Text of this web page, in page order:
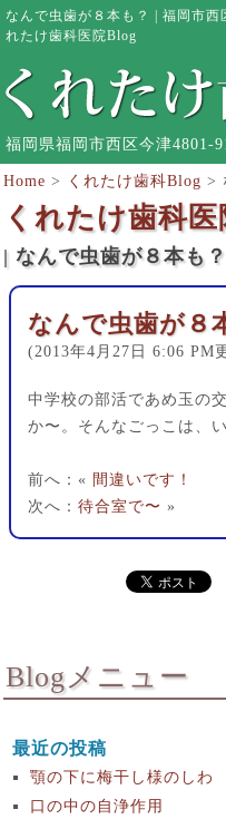
なんで虫歯が８本も？ | 福岡市西
れたけ歯科医院Blog
福岡県福岡市西区今津4801-
Home > くれたけ歯科Blog >
くれたけ歯科
| なんで虫歯が８本も？
なんで虫歯が８
(2013年4月27日 6:06 PM
中学校の部活であめ玉の
か〜。そんなごっこは、
前へ：« 間違いです！
次へ： 待合室で〜 »
Blogメニュー
最近の投稿
顎の下に梅干し様のしわ
口の中の自浄作用